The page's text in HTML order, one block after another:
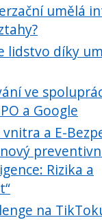
umělá
lidstvo díky
ve
a Google
a E-
Rizika a
na